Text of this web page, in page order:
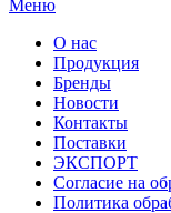
Меню
О нас
Продукция
Бренды
Новости
Контакты
Поставки
ЭКСПОРТ
Согласие на
Политика